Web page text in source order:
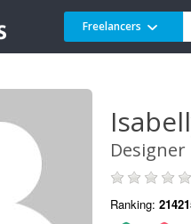
Freelancers
Designer
Ranking: